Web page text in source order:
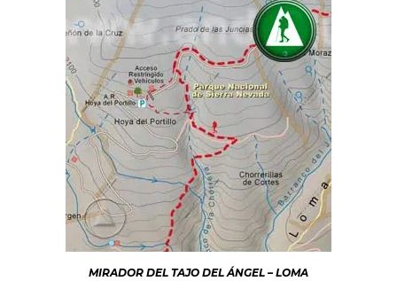
MIRADOR DEL TAJO DEL ÁNGEL – LOMA